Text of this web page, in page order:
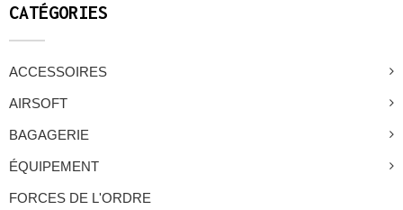
CATÉGORIES
ACCESSOIRES
AIRSOFT
BAGAGERIE
ÉQUIPEMENT
FORCES DE L'ORDRE